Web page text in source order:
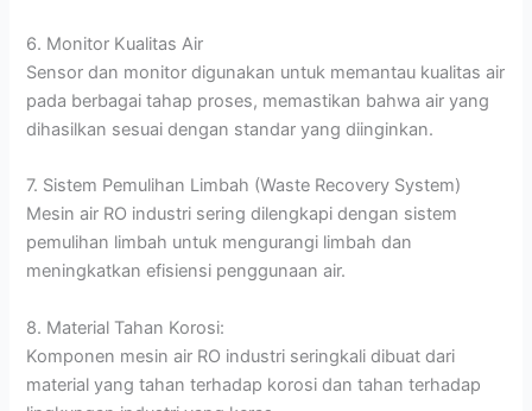
6. Monitor Kualitas Air
Sensor dan monitor digunakan untuk memantau kualitas air
pada berbagai tahap proses, memastikan bahwa air yang
dihasilkan sesuai dengan standar yang diinginkan.
7. Sistem Pemulihan Limbah (Waste Recovery System)
Mesin air RO industri sering dilengkapi dengan sistem
pemulihan limbah untuk mengurangi limbah dan
meningkatkan efisiensi penggunaan air.
8. Material Tahan Korosi:
Komponen mesin air RO industri seringkali dibuat dari
material yang tahan terhadap korosi dan tahan terhadap